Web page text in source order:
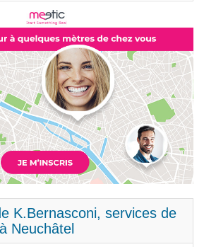
K.Bernasconi, services de
Neuchâtel